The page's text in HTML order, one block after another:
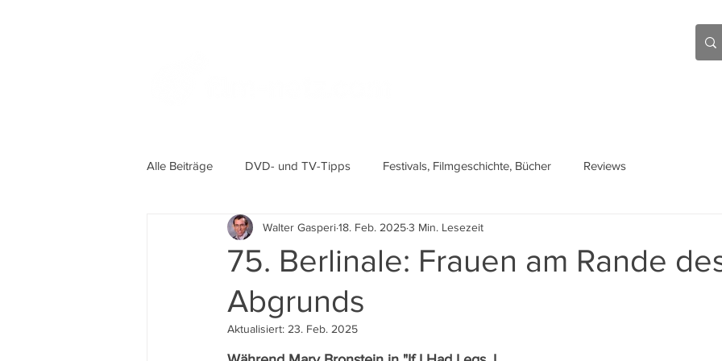
Alle Beiträge DVD- und TV-Tipps Festivals, Filmgeschichte, Bücher Reviews
75. Berlinale: Frauen am Rande
Abgrunds
Walter Gasperi18. Feb. 20253 Min. Lesezeit
Aktualisiert: 23. Feb. 2025